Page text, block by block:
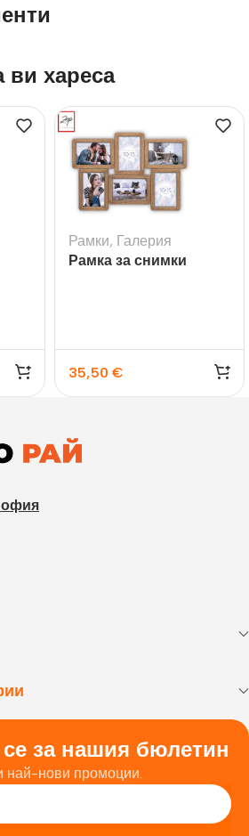
хареса
Рамки, Галерия
Рамка за снимки
35,50 €
за нашия бюлетин
най-нови промоции.